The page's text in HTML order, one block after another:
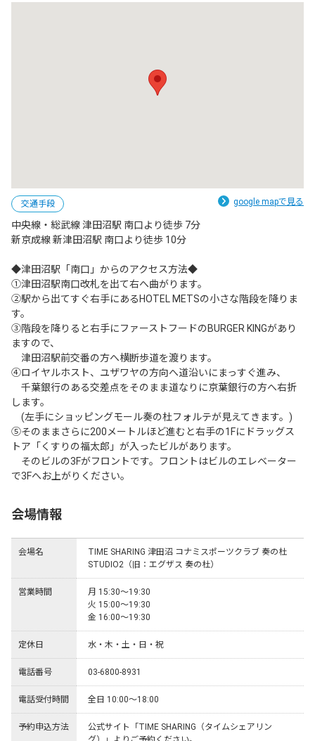
google mapで見る
交通手段
中央線・総武線 津田沼駅 南口より徒歩 7分
新京成線 新津田沼駅 南口より徒歩 10分
◆津田沼駅「南口」からのアクセス方法◆
①津田沼駅南口改札を出て右へ曲がります。
②駅から出てすぐ右手にあるHOTEL METSの小さな階段を降りま
す。
③階段を降りると右手にファーストフードのBURGER KINGがあり
ますので、
津田沼駅前交番の方へ横断歩道を渡ります。
④ロイヤルホスト、ユザワヤの方向へ道沿いにまっすぐ進み、
千葉銀行のある交差点をそのまま道なりに京葉銀行の方へ右折
します。
(左手にショッピングモール奏の杜フォルテが見えてきます。)
⑤そのままさらに200メートルほど進むと右手の1Fにドラッグス
トア「くすりの福太郎」が入ったビルがあります。
そのビルの3Fがフロントです。フロントはビルのエレベーター
で3Fへお上がりください。
会場情報
会場名
TIME SHARING 津田沼 コナミスポーツクラブ 奏の杜
STUDIO2（旧：エグザス 奏の杜）
営業時間
月 15:30～19:30
火 15:00～19:30
金 16:00～19:30
定休日 水・木・土・日・祝
電話番号 03-6800-8931
電話受付時間 全日 10:00～18:00
予約申込方法
公式サイト「TIME SHARING（タイムシェアリン